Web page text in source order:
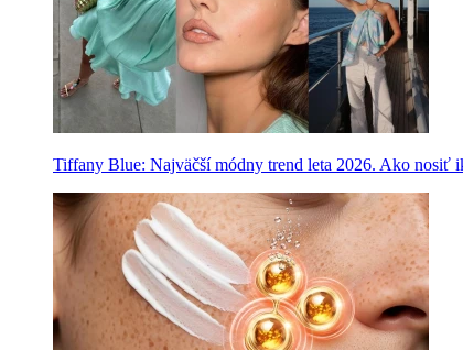
Tiffany Blue: Najväčší módny trend leta 2026. Ako nosiť